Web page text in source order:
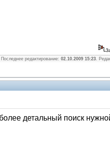
Последнее редактирование: 02.10.2009 15:23.
детальный поиск